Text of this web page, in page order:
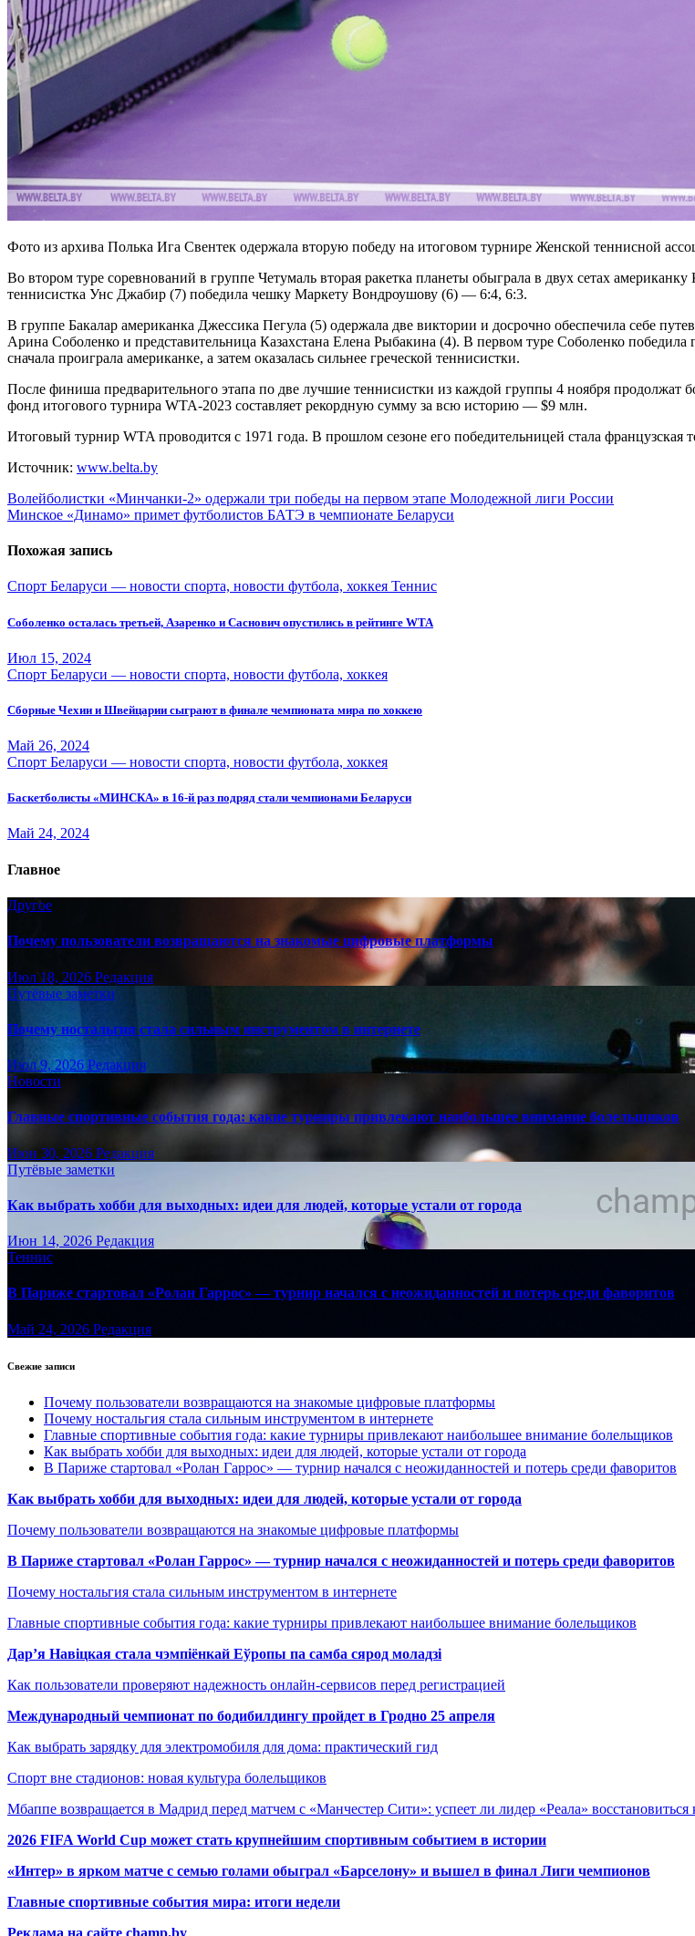
Фото из архива Полька Ига Свентек одержала вторую победу на итоговом турнире Женской теннисной
Во втором туре соревнований в группе Четумаль вторая ракетка планеты обыграла в двух сетах
теннисистка Унс Джабир (7) победила чешку Маркету Вондроушову (6) — 6:4, 6:3.
В группе Бакалар американка Джессика Пегула (5) одержала две виктории и досрочно обеспечила себе
Арина Соболенко и представительница Казахстана Елена Рыбакина (4). В первом туре Соболенко
сначала проиграла американке, а затем оказалась сильнее греческой теннисистки.
После финиша предварительного этапа по две лучшие теннисистки из каждой группы 4 ноября
фонд итогового турнира WTA-2023 составляет рекордную сумму за всю историю — $9 млн.
Итоговый турнир WTA проводится с 1971 года. В прошлом сезоне его победительницей стала
Источник: www.belta.by
Навигация
по
записям
Волейболистки «Минчанки-2» одержали три победы на первом этапе Молодежной лиги России
Минское «Динамо» примет футболистов БАТЭ в чемпионате Беларуси
Похожая запись
Спорт Беларуси — новости спорта, новости футбола, хоккея Теннис
Соболенко осталась третьей, Азаренко и Саснович опустились в рейтинге WTA
Июл 15, 2024
Спорт Беларуси — новости спорта, новости футбола, хоккея
Сборные Чехии и Швейцарии сыграют в финале чемпионата мира по хоккею
Май 26, 2024
Спорт Беларуси — новости спорта, новости футбола, хоккея
Баскетболисты «МИНСКА» в 16-й раз подряд стали чемпионами Беларуси
Май 24, 2024
Главное
Другое
Почему пользователи возвращаются на знакомые цифровые платформы
Июл 18, 2026 Редакция
Путёвые заметки
Почему ностальгия стала сильным инструментом в интернете
Июл 9, 2026 Редакция
Новости
Главные спортивные события года: какие турниры привлекают наибольшее внимание болельщиков
Июн 30, 2026 Редакция
Путёвые заметки
Как выбрать хобби для выходных: идеи для людей, которые устали от города
Июн 14, 2026 Редакция
Теннис
В Париже стартовал «Ролан Гаррос» — турнир начался с неожиданностей и потерь среди фаворитов
Май 24, 2026 Редакция
Свежие записи
Почему пользователи возвращаются на знакомые цифровые платформы
Почему ностальгия стала сильным инструментом в интернете
Главные спортивные события года: какие турниры привлекают наибольшее внимание болельщиков
Как выбрать хобби для выходных: идеи для людей, которые устали от города
В Париже стартовал «Ролан Гаррос» — турнир начался с неожиданностей и потерь среди фаворитов
Как выбрать хобби для выходных: идеи для людей, которые устали от города
Почему пользователи возвращаются на знакомые цифровые платформы
В Париже стартовал «Ролан Гаррос» — турнир начался с неожиданностей и потерь среди фаворитов
Почему ностальгия стала сильным инструментом в интернете
Главные спортивные события года: какие турниры привлекают наибольшее внимание болельщиков
Дар’я Навіцкая стала чэмпіёнкай Еўропы па самба сярод моладзі
Как пользователи проверяют надежность онлайн-сервисов перед регистрацией
Международный чемпионат по бодибилдингу пройдет в Гродно 25 апреля
Как выбрать зарядку для электромобиля для дома: практический гид
Спорт вне стадионов: новая культура болельщиков
Мбаппе возвращается в Мадрид перед матчем с «Манчестер Сити»: успеет ли лидер «Реала»
2026 FIFA World Cup может стать крупнейшим спортивным событием в истории
«Интер» в ярком матче с семью голами обыграл «Барселону» и вышел в финал Лиги чемпионов
Главные спортивные события мира: итоги недели
Реклама на сайте champ.by